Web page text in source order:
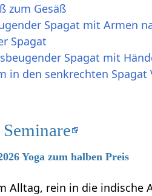
zum Gesäß
Spagat mit Armen
Spagat
Spagat mit
in den senkrechten Spagat
Yoga zum halben Preis
Alltag, rein in die indische